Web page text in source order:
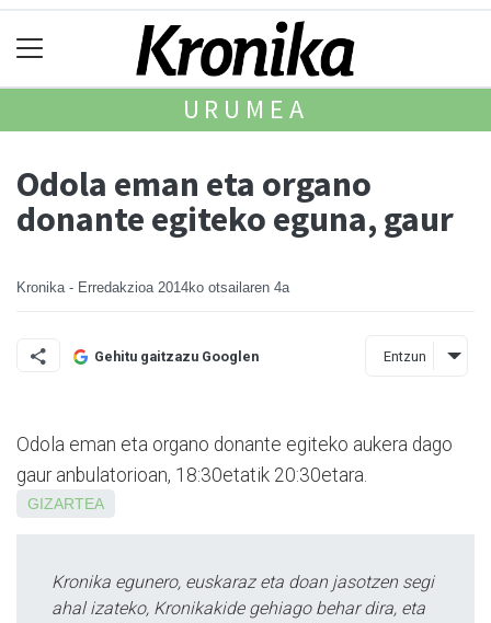
URUMEA
Odola eman eta organo
donante egiteko eguna, gaur
Kronika - Erredakzioa 2014ko otsailaren 4a
Gehitu gaitzazu Googlen Entzun
Odola eman eta organo donante egiteko aukera dago
gaur anbulatorio­an, 18:30etatik 20:30etara.
GIZARTEA
Kronika egunero, euskaraz eta doan jasotzen segi
ahal izateko, Kronikakide gehiago behar dira, eta